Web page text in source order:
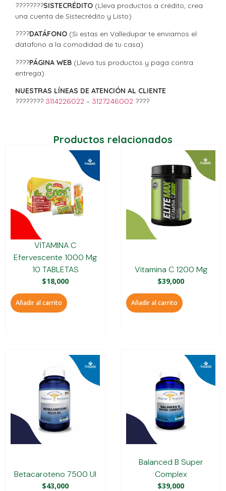
????????SISTECRÉDITO (Lleva productos a crédito, crea
una cuenta de Sistecrédito y Listo)
????DATÁFONO (Si estas en Valledupar te enviamos el
datafono a la comodidad de tu casa)
????PÁGINA WEB (Lleva tus productos y paga contra
entrega)
NUESTRAS LÍNEAS DE ATENCIÓN AL CLIENTE
???????? 3114226022 – 3127246002 ????
Productos relacionados
VITAMINA C
Efervescente 1000 Mg
10 TABLETAS
$18,000
Añadir al carrito
Vitamina C 1200 Mg
$39,000
Añadir al carrito
Betacaroteno 7500 UI
$43,000
Balanced B Super
Complex
$39,000